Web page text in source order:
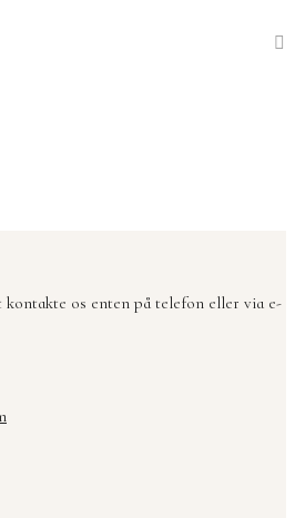
os enten på telefon eller via e-